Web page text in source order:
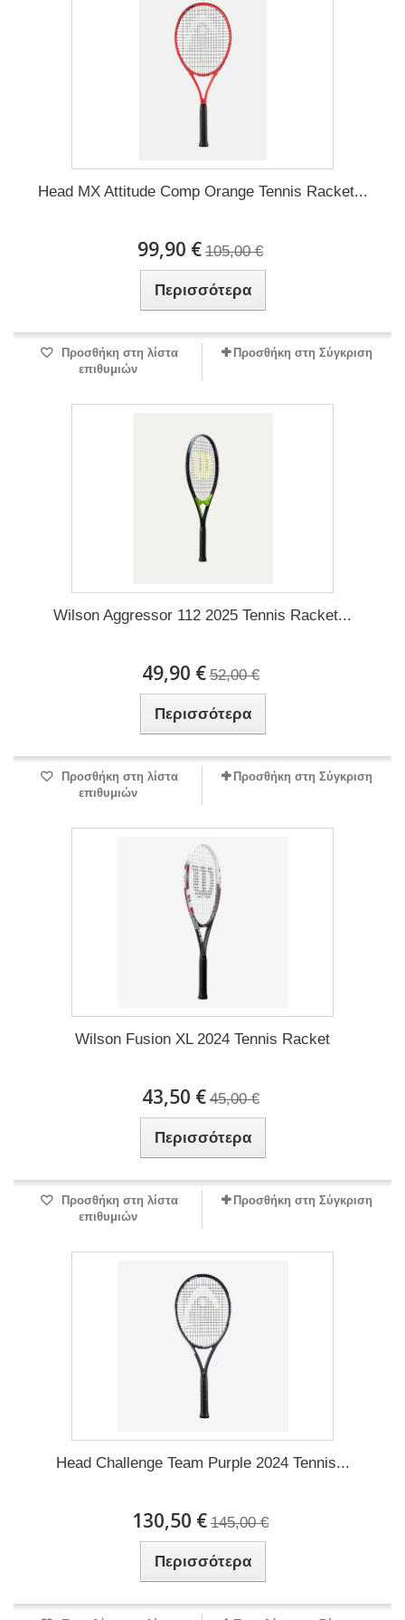
Head MX Attitude Comp Orange Tennis Racket...
99,90 € 105,00 €
Περισσότερα
Προσθήκη στη λίστα
επιθυμιών
Προσθήκη στη Σύγκριση
Wilson Aggressor 112 2025 Tennis Racket...
49,90 € 52,00 €
Περισσότερα
Προσθήκη στη λίστα
επιθυμιών
Προσθήκη στη Σύγκριση
Wilson Fusion XL 2024 Tennis Racket
43,50 € 45,00 €
Περισσότερα
Προσθήκη στη λίστα
επιθυμιών
Προσθήκη στη Σύγκριση
Head Challenge Team Purple 2024 Tennis...
130,50 € 145,00 €
Περισσότερα